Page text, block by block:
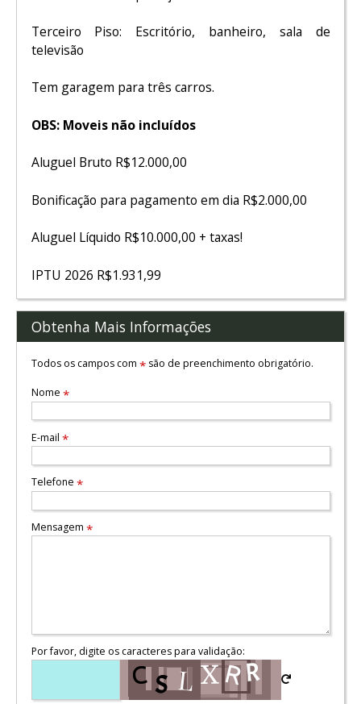
Terceiro Piso: Escritório, banheiro, sala de
televisão
Tem garagem para três carros.
OBS: Moveis não incluídos
Aluguel Bruto R$12.000,00
Bonificação para pagamento em dia R$2.000,00
Aluguel Líquido R$10.000,00 + taxas!
IPTU 2026 R$1.931,99
Obtenha Mais Informações
Todos os campos com *são de preenchimento obrigatório.
Nome *
E-mail *
Telefone *
Mensagem *
Por favor, digite os caracteres para validação: